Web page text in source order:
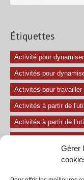
Gérer
Étiquettes
Activité pour
Activités pour
Activités pour travailler
Activités à partir de
Activités à partir de